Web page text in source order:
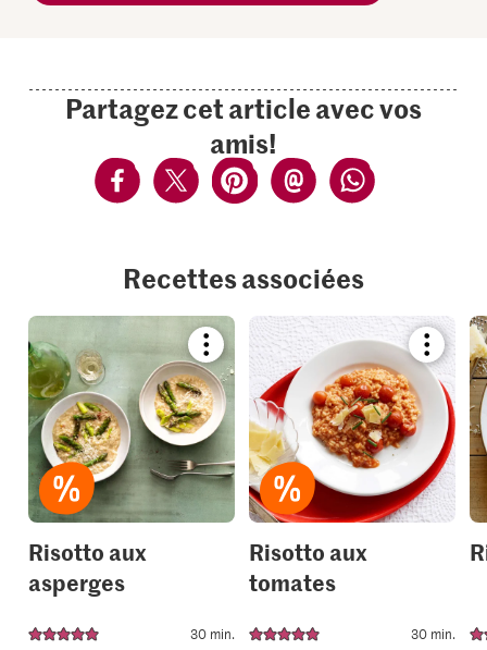
Partagez cet article avec vos
amis!
Recettes associées
Bookmark
recipe
or
add
it
to
collections.
Risotto aux
asperges
30 min.
recipe
or
add
your
Risotto aux
tomates
30 min.